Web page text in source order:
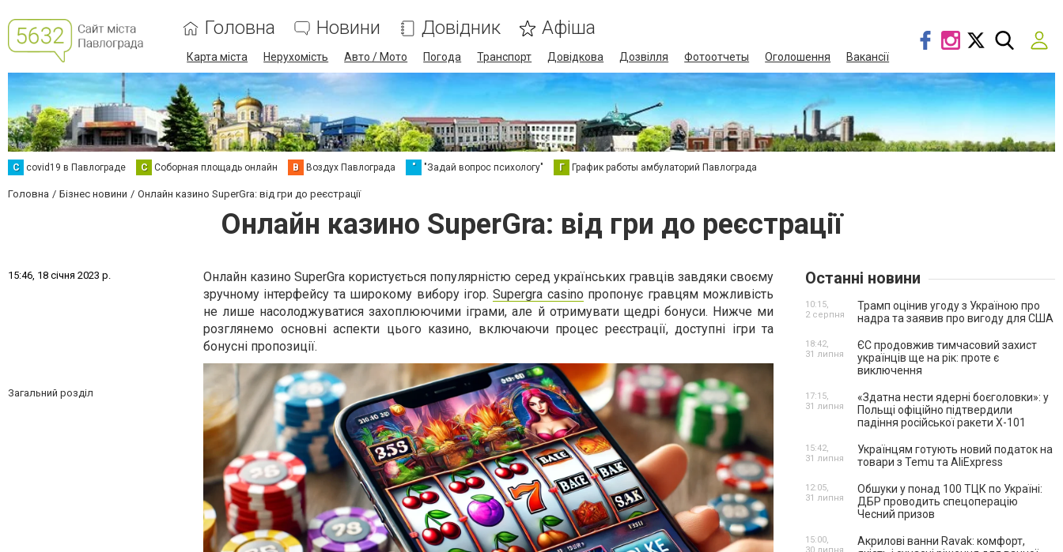
Головна Новини Довідник Афіша
Карта міста Нерухомість Авто / Мото Погода Транспорт Довідкова Дозвілля Фотоотчеты Оголошення Вакансії
C covid19 в Павлограде С Соборная площадь онлайн В Воздух Павлограда " "Задай вопрос психологу" Г График работы амбулаторий Павлограда
Головна Бізнес новини Онлайн казино SuperGra: від гри до реєстрації
Онлайн казино SuperGra: від гри до реєстрації
1 5:46, 18 січня 2023 р.
Загальний розділ
Онлайн казино SuperGra користується популярністю серед українських гравців завдяки своєму
зручному інтерфейсу та широкому вибору ігор.Supergra casino пропонує гравцям можливість
не лише насолоджуватися захоплюючими іграми, але й отримувати щедрі бонуси. Нижче ми
розглянемо основні аспекти цього казино, включаючи процес реєстрації, доступні ігри та
бонусні пропозиції.
Останні новини
Трамп оцінив угоду з Україною про
надра та заявив про вигоду для США
10:15,
2 серпня
ЄС продовжив тимчасовий захист
українців ще на рік: проте є
виключення
18:42,
31 липня
«Здатна нести ядерні боєголовки»: у
Польщі офіційно підтвердили
падіння російської ракети Х-101
17:15,
31 липня
Українцям готують новий податок на
товари з Temu та AliExpress
15:42,
31 липня
Обшуки у понад 100 ТЦК по Україні:
ДБР проводить спецоперацію
Чесний призов
12:05,
31 липня
Акрилові ванни Ravak: комфорт,
15:00,